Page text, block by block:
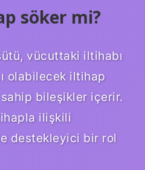
söker mi?
vücuttaki iltihabı
olabilecek iltihap
bileşikler içerir.
ilişkili
destekleyici bir rol